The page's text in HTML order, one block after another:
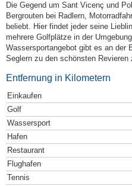
Die Gegend um Sant Vicenç und
Bergrouten bei Radlern,
beliebt. Hier findet jeder seine
mehrere Golfplätze in der
Wassersportangebot gibt es an der
Seglern zu den schönsten Revieren
Entfernung in Kilometern
Einkaufen
Golf
Wassersport
Hafen
Restaurant
Flughafen
Tennis